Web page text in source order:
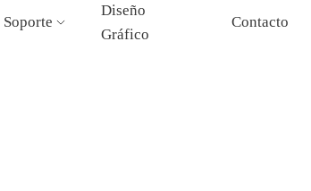
Soporte
Diseño
Gráfico
Contacto